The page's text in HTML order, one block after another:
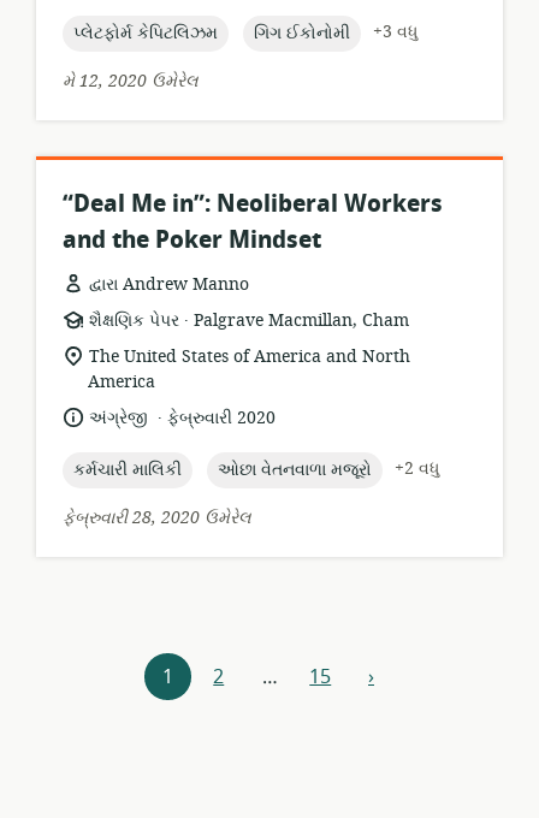
topic:
પ્લેટફોર્મ કેપિટલિઝમ topic:
ગિગ ઈકોનોમી
+3 વધુ
મે 12, 2020 ઉમેરેલ
“Deal Me in”: Neoliberal Workers
and the Poker Mindset
દ્વારા Andrew Manno
સંસાધન
બંધારણ:
શૈક્ષણિક પેપર .
પ્રકાશક:
Palgrave Macmillan, Cham
સુસંગતતા
સ્થાન:
The United States of America and North
America
ભાષા:અંગ્રેજી .
પ્રકાશન
ફેબ્રુવારી 2020
topic:
કર્મચારી માલિકી topic:
ઓછા વેતનવાળા મજૂરો
+2 વધુ
ફેબ્રુવારી 28, 2020 ઉમેરેલ
1 2 … 15 આગળ
›